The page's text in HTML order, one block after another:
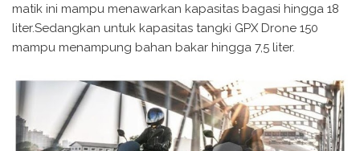
matik ini mampu menawarkan kapasitas bagasi hingga 18
liter.Sedangkan untuk kapasitas tangki GPX Drone 150
mampu menampung bahan bakar hingga 7,5 liter.